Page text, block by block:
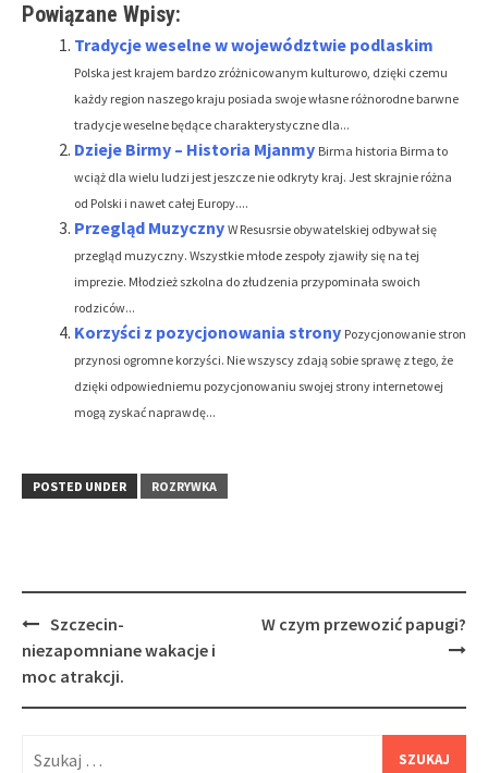
Powiązane Wpisy:
Tradycje weselne w województwie podlaskim
Polska jest krajem bardzo zróżnicowanym kulturowo, dzięki czemu
każdy region naszego kraju posiada swoje własne różnorodne barwne
tradycje weselne będące charakterystyczne dla...
Dzieje Birmy – Historia Mjanmy Birma historia Birma to
wciąż dla wielu ludzi jest jeszcze nie odkryty kraj. Jest skrajnie różna
od Polski i nawet całej Europy....
Przegląd Muzyczny W Resusrsie obywatelskiej odbywał się
przegląd muzyczny. Wszystkie młode zespoły zjawiły się na tej
imprezie. Młodzież szkolna do złudzenia przypominała swoich
rodziców...
Korzyści z pozycjonowania strony Pozycjonowanie stron
przynosi ogromne korzyści. Nie wszyscy zdają sobie sprawę z tego, że
dzięki odpowiedniemu pozycjonowaniu swojej strony internetowej
mogą zyskać naprawdę...
POSTED UNDER ROZRYWKA
Post
navigation
Szczecin-
niezapomniane wakacje i
moc atrakcji.
W czym przewozić papugi?